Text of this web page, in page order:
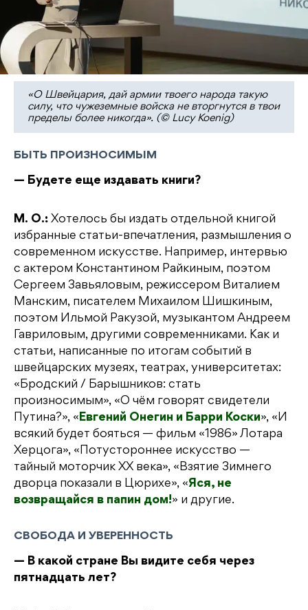
«O Швейцария, дай армии твоего народа такую
силу, что чужеземные войска не вторгнутся в твои
пределы более никогда». (© Lucy Koenig)
БЫТЬ ПРОИЗНОСИМЫМ
— Будете еще издавать книги?
М. О.: Хотелось бы издать отдельной книгой
избранные статьи-впечатления, размышления о
современном искусстве. Например, интервью
с актером Константином Райкиным, поэтом
Сергеем Завьяловым, режиссером Виталием
Манским, писателем Михаилом Шишкиным,
поэтом Ильмой Ракузой, музыкантом Андреем
Гавриловым, другими современниками. Как и
статьи, написанные по итогам событий в
швейцарских музеях, театрах, университетах:
«Бродский / Барышников: стать
произносимым», «О чём говорят свидетели
Путина?», « Евгений Онегин и Барри Коски», «И
всякий будет бояться — фильм «1986» Лотара
Херцога», «Потустороннее искусство —
тайный моторчик XX века», «Взятие Зимнего
дворца показали в Цюрихе», «Яся, не
возвращайся в папин дом!» и другие.
СВОБОДА И УВЕРЕННОСТЬ
— В какой стране Вы видите себя через
пятнадцать лет?